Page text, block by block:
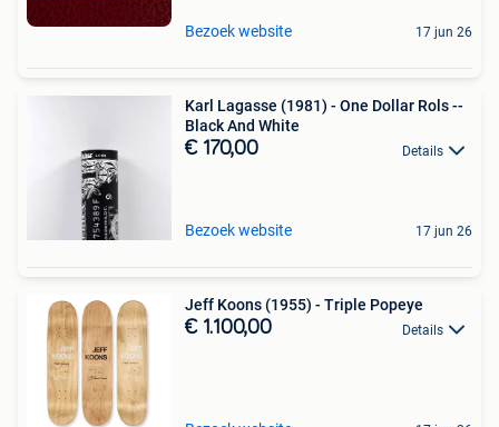
Bezoek website 17 jun 26
Karl Lagasse (1981) - One Dollar Rols --
Black And White
€ 170,00 Details
Bezoek website 17 jun 26
Jeff Koons (1955) - Triple Popeye
€ 1.100,00 Details